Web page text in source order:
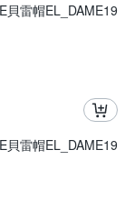
貝雷帽EL_DAME19
貝雷帽EL_DAME19